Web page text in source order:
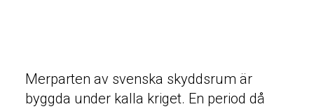
Merparten av svenska skyddsrum är
byggda under kalla kriget. En period då